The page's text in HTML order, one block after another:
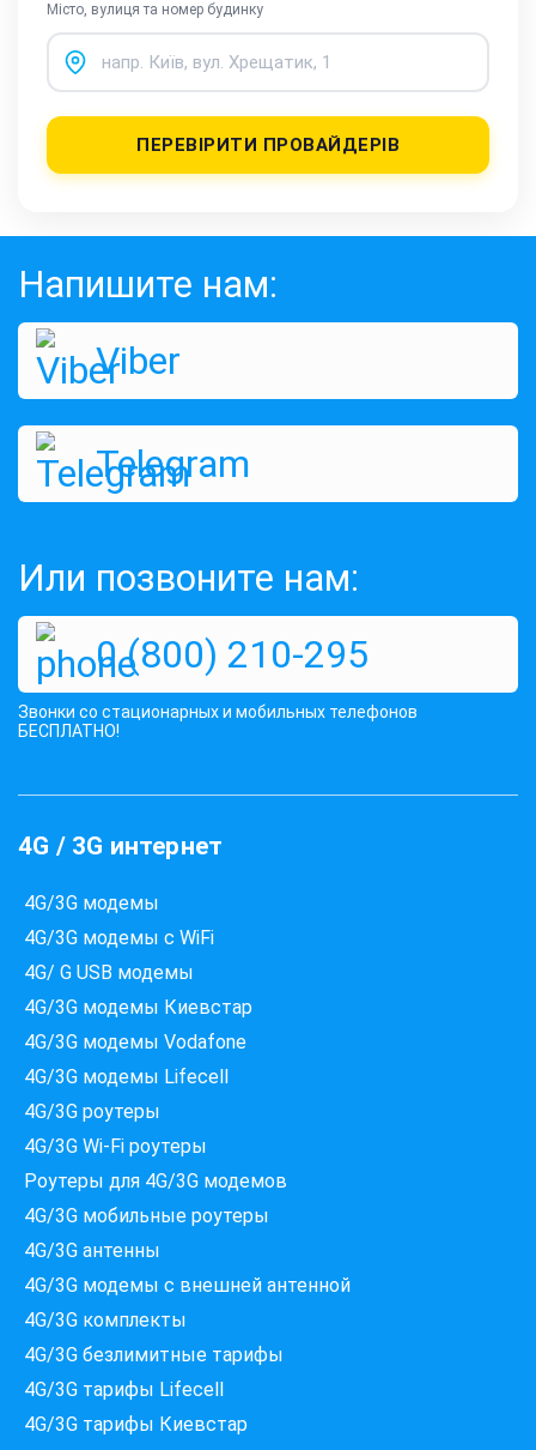
Місто, вулиця та номер будинку
ПЕРЕВІРИТИ ПРОВАЙДЕРІВ
Напишите нам:
Viber
Telegram
Или позвоните нам:
0 (800) 210-295
Звонки со стационарных и мобильных телефонов
БЕСПЛАТНО!
4G / 3G интернет
4G/3G модемы
4G/3G модемы с WiFi
4G/ G USB модемы
4G/3G модемы Киевстар
4G/3G модемы Vodafone
4G/3G модемы Lifecell
4G/3G роутеры
4G/3G Wi-Fi роутеры
Роутеры для 4G/3G модемов
4G/3G мобильные роутеры
4G/3G антенны
4G/3G модемы c внешней антенной
4G/3G комплекты
4G/3G безлимитные тарифы
4G/3G тарифы Lifecell
4G/3G тарифы Киевстар
Які провайдери працюють
за вашою адресою?
Перевірте доступність інтернету за 30 секунд